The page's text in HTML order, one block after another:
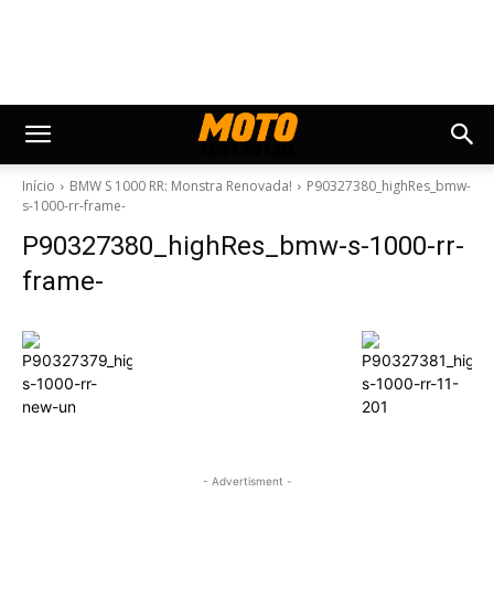
Início BMW S 1000 RR: Monstra Renovada!
P90327380_highRes_bmw-
s-1000-rr-frame-
P90327380_highRes_bmw-s-1000-rr-
frame-
- Advertisment -